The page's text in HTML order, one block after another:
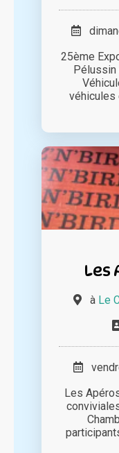
25ème
Pélussin
véhicules
Les
à Le
Les